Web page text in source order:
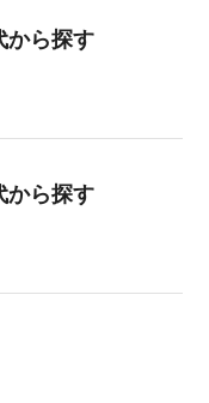
から探す
から探す